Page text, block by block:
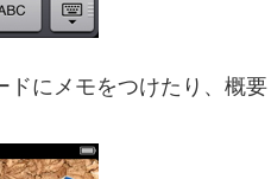
ドにメモをつけたり、概要